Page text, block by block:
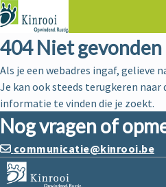
404 Niet gevonden
Als je een webadres ingaf, gelieve
Je kan ook steeds terugkeren naar
informatie te vinden die je zoekt.
Nog vragen of
communicatie@kinrooi.be